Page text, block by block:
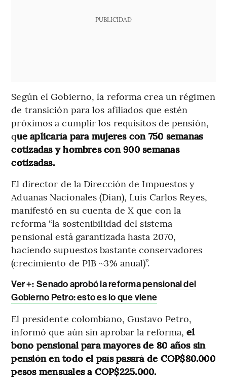
PUBLICIDAD
Según el Gobierno, la reforma crea un régimen
de transición para los afiliados que estén
próximos a cumplir los requisitos de pensión,
que aplicaría para mujeres con 750 semanas
cotizadas y hombres con 900 semanas
cotizadas.
El director de la Dirección de Impuestos y
Aduanas Nacionales (Dian), Luis Carlos Reyes,
manifestó en su cuenta de X que con la
reforma “la sostenibilidad del sistema
pensional está garantizada hasta 2070,
haciendo supuestos bastante conservadores
(crecimiento de PIB ~3% anual)”.
Ver +: Senado aprobó la reforma pensional del
Gobierno Petro: esto es lo que viene
El presidente colombiano, Gustavo Petro,
informó que aún sin aprobar la reforma,el
bono pensional para mayores de 80 años sin
pensión en todo el país pasará de COP$80.000
pesos mensuales a COP$225.000.